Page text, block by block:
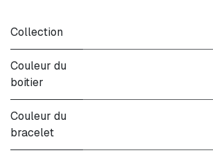
Collection
Couleur du
boitier
Couleur du
bracelet